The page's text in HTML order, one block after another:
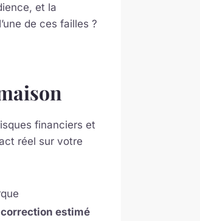
et la
de ces failles ?
financiers et
réel sur votre
estimé